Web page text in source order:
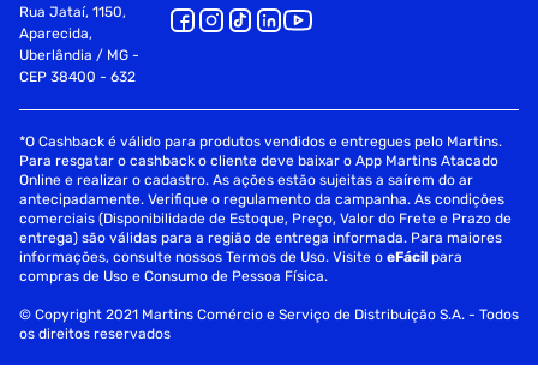
Rua Jataí, 1150,
Aparecida,
Uberlândia / MG -
CEP 38400 - 632
*O Cashback é válido para produtos vendidos e entregues pelo Martins.
Para resgatar o cashback o cliente deve baixar o App Martins Atacado
Online e realizar o cadastro. As ações estão sujeitas a saírem do ar
antecipadamente. Verifique o regulamento da campanha. As condições
comerciais (Disponibilidade de Estoque, Preço, Valor do Frete e Prazo de
entrega) são válidas para a região de entrega informada. Para maiores
informações, consulte nossos Termos de Uso. Visite oeFácil para
compras de Uso e Consumo de Pessoa Física.
© Copyright 2021 Martins Comércio e Serviço de Distribuição S.A. - Todos
os direitos reservados